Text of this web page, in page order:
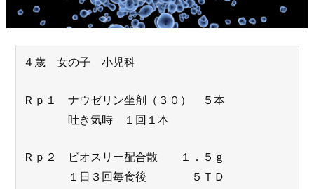
４歳 女の子 小児科
Ｒｐ１ ナウゼリン坐剤（３０） ５本
吐き気時 １回１本
Ｒｐ２ ビオスリー配合散 １．５ｇ
１日３回毎食後 ５ＴＤ